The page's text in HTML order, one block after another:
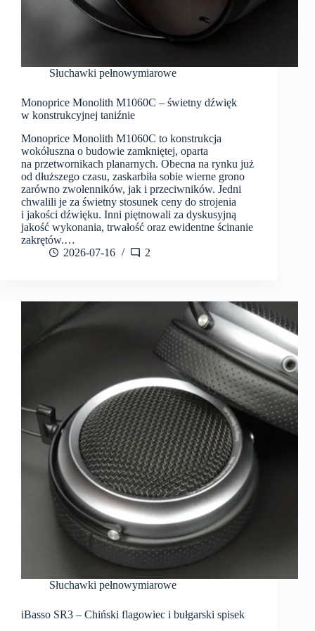
Słuchawki pełnowymiarowe
Monoprice Monolith M1060C – świetny dźwięk
w konstrukcyjnej taniźnie
Monoprice Monolith M1060C to konstrukcja
wokółuszna o budowie zamkniętej, oparta
na przetwornikach planarnych. Obecna na rynku już
od dłuższego czasu, zaskarbiła sobie wierne grono
zarówno zwolenników, jak i przeciwników. Jedni
chwalili je za świetny stosunek ceny do strojenia
i jakości dźwięku. Inni piętnowali za dyskusyjną
jakość wykonania, trwałość oraz ewidentne ścinanie
zakrętów.…
2026-07-16
2
Słuchawki pełnowymiarowe
iBasso SR3 – Chiński flagowiec i bułgarski spisek